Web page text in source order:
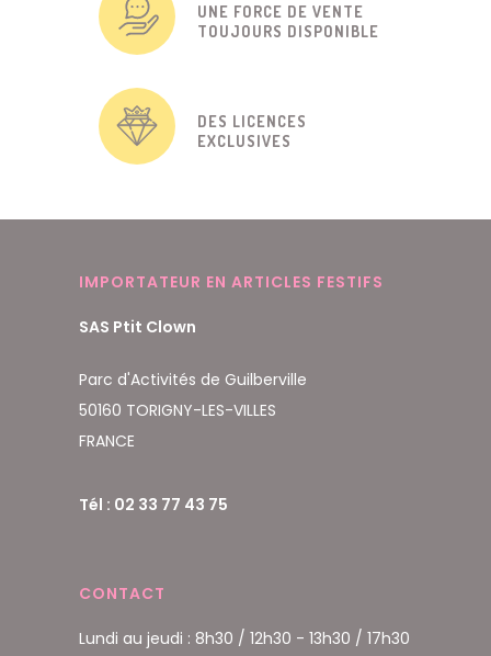
UNE FORCE DE VENTE
TOUJOURS DISPONIBLE
DES LICENCES
EXCLUSIVES
IMPORTATEUR EN ARTICLES FESTIFS
SAS Ptit Clown
Parc d'Activités de Guilberville
50160 TORIGNY-LES-VILLES
FRANCE
Tél : 02 33 77 43 75
CONTACT
Lundi au jeudi : 8h30 / 12h30 - 13h30 / 17h30